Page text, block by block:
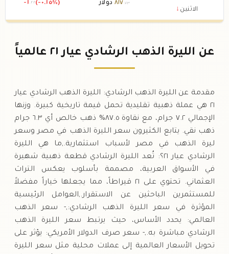
الاثنين ↓
٨١٧ .٧٣ دولار -١ .٢٢ (-٠.١٥%)
٨١٨.٩٥ دولار
عن الليرة الذهب الرشادي عيار ٢١ عالمياً
مقدمة عن الليرة الذهب الرشادي: الليرة الذهب الرشادي عيار
٢١ هي عملة ذهبية تقليدية تحمل قيمة تاريخية كبيرة. وزنها
الإجمالي ٧.٢ جرام، مع نقاوة ٨٧.٥% ذهب خالص أي ٦.٣ جرام
ذهب نقي. يتابع الكثيرون سعر الليرة الذهب في مصر وسعر
ليرة الذهب في مصر لأسباب استثمارية.,ما هي الليرة
الرشادي عيار ٢١؟: تُعد الليرة الرشادي قطعة ذهبية شهيرة
في الأسواق العربية، مصممة بأسلوب يعكس التراث
العثماني. تحتوي على ٢١ قيراطاً، مما يجعلها خياراً مفضلاً
للمستثمرين الباحثين عن الاستقرار.,العوامل الرئيسية
المؤثرة في سعر الليرة الذهب الرشادي:,- سعر الذهب
العالمي: يحدد الأساس، حيث يرتبط سعر الليرة الذهب
الرشادي مباشرة به.,- سعر صرف الدولار الأمريكي: يؤثر على
تحويل الأسعار العالمية إلى عملات محلية مثل سعر الليرة